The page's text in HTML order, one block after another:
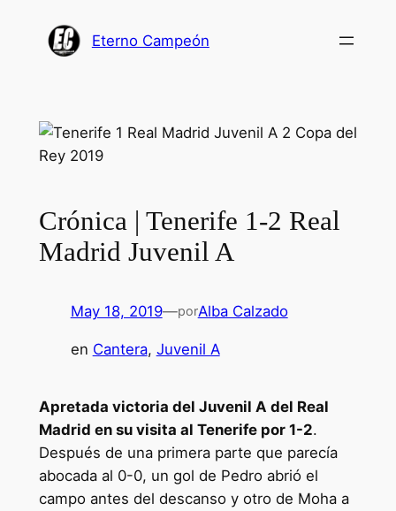
Eterno Campeón
Crónica | Tenerife 1-2 Real
Madrid Juvenil A
May 18, 2019—porAlba Calzado
en Cantera, Juvenil A
Apretada victoria del Juvenil A del Real
Madrid en su visita al Tenerife por 1-2.
Después de una primera parte que parecía
abocada al 0-0, un gol de Pedro abrió el
campo antes del descanso y otro de Moha a